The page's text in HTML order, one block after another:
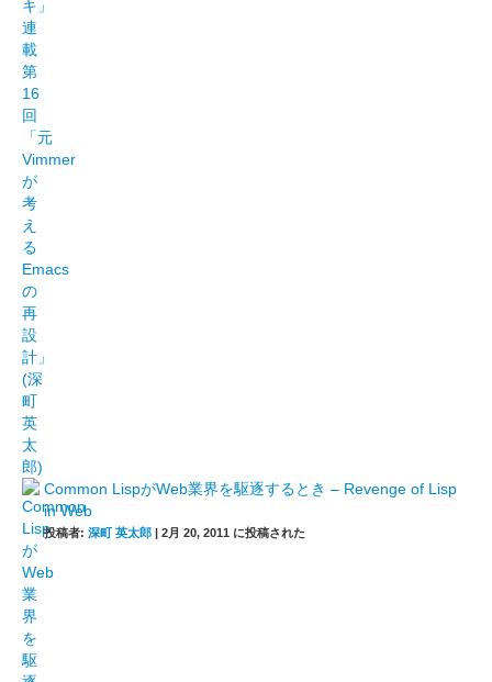
Common LispがWeb業界を駆逐するとき – Revenge of Lisp
in Web
投稿者: 深町 英太郎 2月 20, 2011 に投稿された